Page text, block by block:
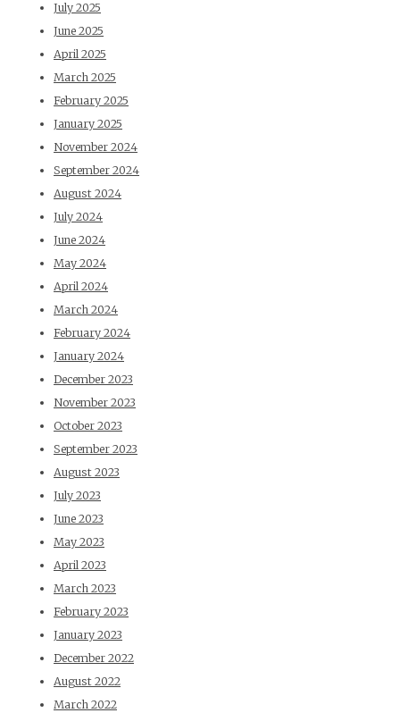
July 2025
June 2025
April 2025
March 2025
February 2025
January 2025
November 2024
September 2024
August 2024
July 2024
June 2024
May 2024
April 2024
March 2024
February 2024
January 2024
December 2023
November 2023
October 2023
September 2023
August 2023
July 2023
June 2023
May 2023
April 2023
March 2023
February 2023
January 2023
December 2022
August 2022
March 2022